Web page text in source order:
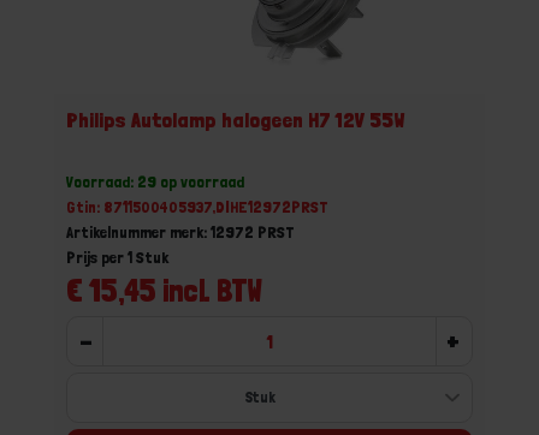
Philips Autolamp halogeen H7 12V 55W
Voorraad: 29 op voorraad
Gtin: 8711500405937,DIHE12972PRST
Artikelnummer merk: 12972 PRST
€ 15,45 incl. BTW
Prijs per 1 Stuk
- +